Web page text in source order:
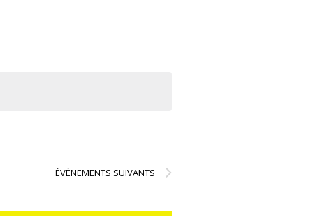
ÉVÈNEMENTS SUIVANTS